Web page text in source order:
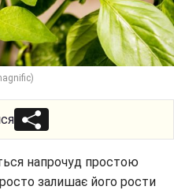
напрочуд простою
залишає його рости